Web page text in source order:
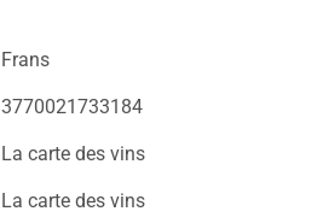
Frans
3770021733184
La carte des vins
La carte des vins